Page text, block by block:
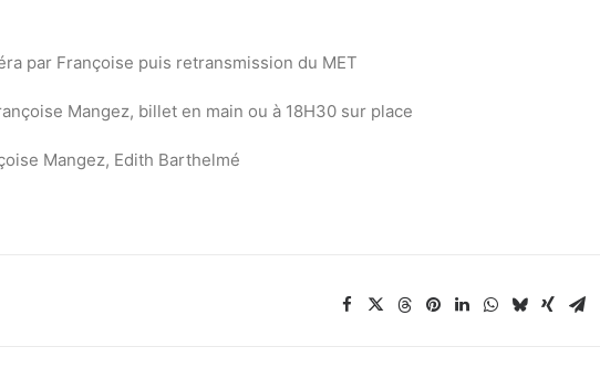
par Françoise puis retransmission du MET
Mangez, billet en main ou à 18H30 sur place
Mangez, Edith Barthelmé